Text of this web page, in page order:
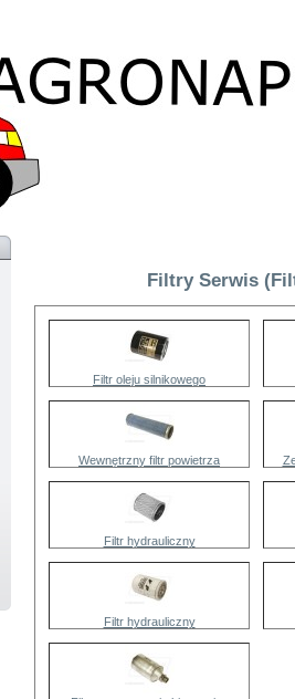
Filtry Serwis
Filtr oleju silnikowego
Wewnętrzny filtr powietrza
Filtr hydrauliczny
Filtr hydrauliczny